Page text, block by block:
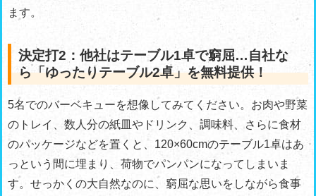
ます。
決定打2：他社はテーブル1卓で窮屈…自社な
ら「ゆったりテーブル2卓」を無料提供！
5名でのバーベキューを想像してみてください。お肉や野菜
のトレイ、数人分の紙皿やドリンク、調味料、さらに食材
のパッケージなどを置くと、120×60cmのテーブル1卓はあ
っという間に埋まり、荷物でパンパンになってしまいま
す。せっかくの大自然なのに、窮屈な思いをしながら食事